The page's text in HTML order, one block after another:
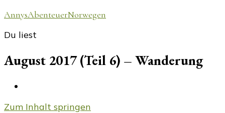
AnnysAbenteuerNorwegen
Du liest
August 2017 (Teil 6) – Wanderung
Zum Inhalt springen